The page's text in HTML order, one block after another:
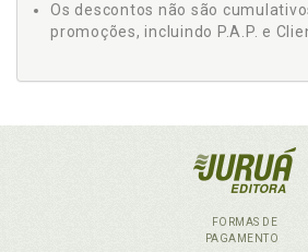
Os descontos não são
promoções, incluindo P.A.P. e
FORMAS DE
PAGAMENTO